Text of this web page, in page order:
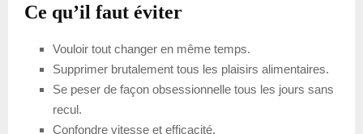
Ce qu’il faut éviter
Vouloir tout changer en même temps.
Supprimer brutalement tous les plaisirs alimentaires.
Se peser de façon obsessionnelle tous les jours sans
recul.
Confondre vitesse et efficacité.